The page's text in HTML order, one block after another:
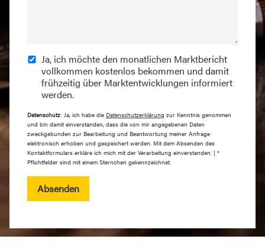
Ja, ich möchte den monatlichen Marktbericht
vollkommen kostenlos bekommen und damit
frühzeitig über Marktentwicklungen informiert
werden.
Datenschutz: Ja, ich habe die Datenschutzerklärung zur Kenntnis genommen
und bin damit einverstanden, dass die von mir angegebenen Daten
zweckgebunden zur Bearbeitung und Beantwortung meiner Anfrage
elektronisch erhoben und gespeichert werden. Mit dem Absenden des
Kontaktformulars erkläre ich mich mit der Verarbeitung einverstanden. | *
Pflichtfelder sind mit einem Sternchen gekennzeichnet.
Absenden